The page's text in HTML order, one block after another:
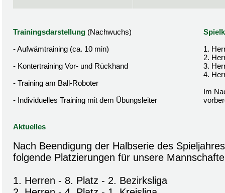
Trainingsdarstellung (Nachwuchs)
- Aufwämtraining (ca. 10 min)
- Kontertraining Vor- und Rückhand
- Training am Ball-Roboter
- Individuelles Training mit dem Übungsleiter
1.
2.
3.
4.
Im
Aktuelles
Nach Beendigung der Halbserie des
folgende Platzierungen für unsere
1. Herren - 8. Platz - 2. Bezirksliga